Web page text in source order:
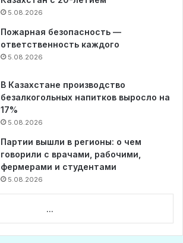
5.08.2026
Пожарная безопасность —
ответственность каждого
5.08.2026
В Казахстане производство
безалкогольных напитков выросло на
17%
5.08.2026
Партии вышли в регионы: о чем
говорили с врачами, рабочими,
фермерами и студентами
5.08.2026
...